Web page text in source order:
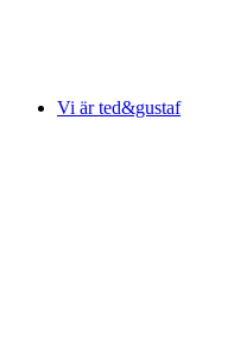
Vi är ted&gustaf